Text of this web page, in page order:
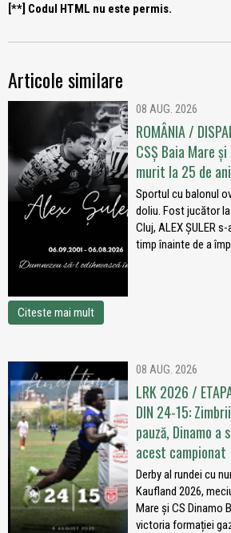
[**] Codul HTML nu este permis.
Articole similare
08 AUG. 2026
ROMÂNIA /
CSȘ Baia Mare
murit la 25 de ani
Sportul cu balonul
doliu. Fost jucător
Cluj, ALEX ȘULER
timp înainte de a
Citeste mai mult
08 AUG. 2026
LRK 2026 /
DIN 24-15:
pauză, Dinamo
acest campionat
Derby al rundei cu
Kaufland 2026,
Mare și CS Dinamo
victoria formației